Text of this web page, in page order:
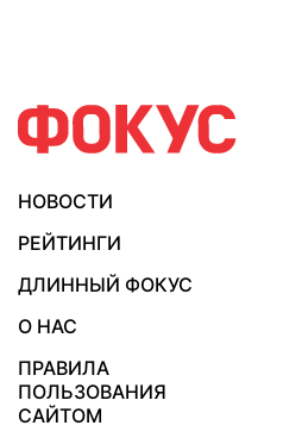
НОВОСТИ
РЕЙТИНГИ
ДЛИННЫЙ ФОКУС
О НАС
ПРАВИЛА
ПОЛЬЗОВАНИЯ
САЙТОМ